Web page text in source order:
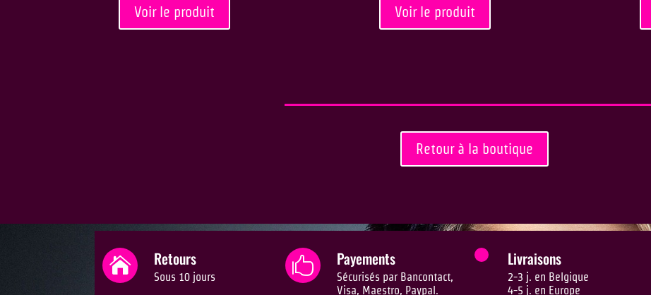
Voir le produit Voir le produit
Retour à la boutique
 Retours
Sous 10 jours
 Payements
Sécurisés par Bancontact,
Visa, Maestro, Paypal.
Livraisons
2-3 j. en Belgique
4-5 j. en Europe